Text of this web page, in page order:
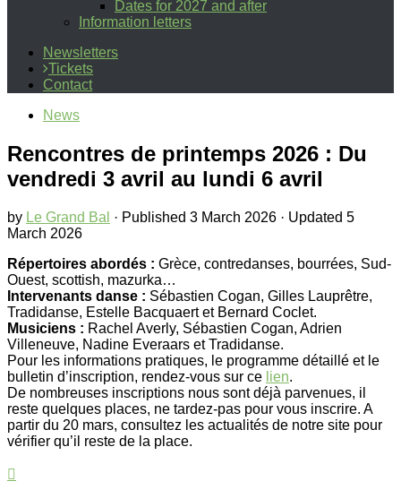
Dates for 2027 and after
Information letters
Newsletters
Tickets
Contact
News
Rencontres de printemps 2026 : Du
vendredi 3 avril au lundi 6 avril
by Le Grand Bal · Published 3 March 2026 · Updated 5
March 2026
Répertoires abordés : Grèce, contredanses, bourrées, Sud-
Ouest, scottish, mazurka…
Intervenants danse : Sébastien Cogan, Gilles Lauprêtre,
Tradidanse, Estelle Bacquaert et Bernard Coclet.
Musiciens : Rachel Averly, Sébastien Cogan, Adrien
Villeneuve, Nadine Everaars et Tradidanse.
Pour les informations pratiques, le programme détaillé et le
bulletin d’inscription, rendez-vous sur ce lien.
De nombreuses inscriptions nous sont déjà parvenues, il
reste quelques places, ne tardez-pas pour vous inscrire. A
partir du 20 mars, consultez les actualités de notre site pour
vérifier qu’il reste de la place.